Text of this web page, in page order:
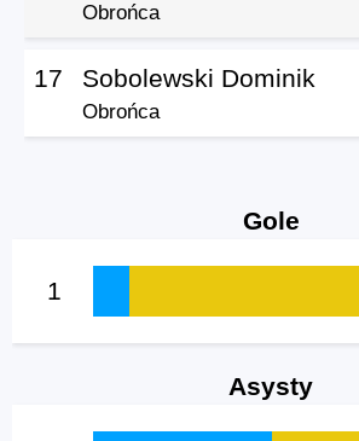
Obrońca
17 Sobolewski Dominik
Obrońca
Gole
1
Asysty